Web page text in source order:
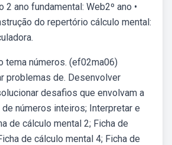
2 ano fundamental: Web2º ano •
do repertório cálculo mental:
tema números. (ef02ma06)
problemas de. Desenvolver
desafios que envolvam a
números inteiros; Interpretar e
de cálculo mental 2; Ficha de
de cálculo mental 4; Ficha de